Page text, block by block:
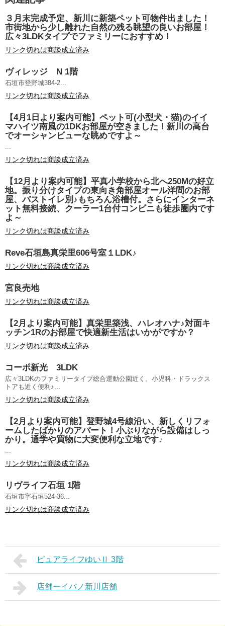
３月末完成予定、新川に新築ペット可物件出ました！
市街地から少し離れた自然の残る眺望の良いお部屋！
広々3LDKタイプでファミリーにおすすめ！
リンク切れは商談成立済み
ヴィレッジ N 1階
石垣市登野城384-2...
リンク切れは商談成立済み
【4月1日より案内可能】ペット可(小型犬・猫)のイイ
マハイツ南風の1DKお部屋が空きました！新川の高台
でオーシャンビューな眺めですよ～
...
リンク切れは商談成立済み
【12月より案内可能】平真小学校から北へ250Mの好立
地。振り分けタイプの東向き角部屋オール洋間のお部
屋、バストイレ別♪もちろん浴槽付。さらにインターネ
ット無料接続、クーラー1台付コンビニも徒歩圏内です
よ～
リンク切れは商談成立済み
Reve石垣島真栄里606号室１LDK♪
リンク切れは商談成立済み
宮良売地
リンク切れは商談成立済み
【2月より案内可能】真栄里築浅、ハレオハナ♪対面キ
ッチン1Rのお部屋で快適新生活はいかがですか？
リンク切れは商談成立済み
コーポ新光 3LDK
広々3LDKのファミリータイプ総合運動公園近く。小児科・ドラックス
トアも近く便利♪...
リンク切れは商談成立済み
【2月より案内可能】登野城4号線沿い、新しくリフォ
ームしたばかりのアパート！小ぶりながら設備はしっ
かり。通学や買物に大変便利な立地です♪
...
リンク切れは商談成立済み
リヴライフ石垣 1階
石垣市字石垣524-36...
リンク切れは商談成立済み
ピュアライフゆいⅡ 3階
店舗ーイバノ新川店舗